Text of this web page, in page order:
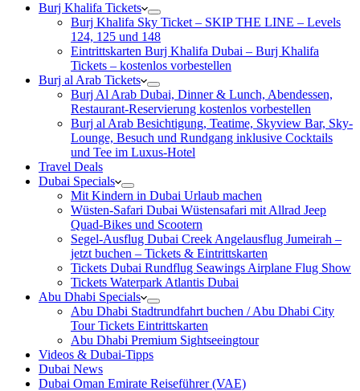
Burj Khalifa Tickets
Burj Khalifa Sky Ticket – SKIP THE LINE – Levels
124, 125 und 148
Eintrittskarten Burj Khalifa Dubai – Burj Khalifa
Tickets – kostenlos vorbestellen
Burj al Arab Tickets
Burj Al Arab Dubai, Dinner & Lunch, Abendessen,
Restaurant-Reservierung kostenlos vorbestellen
Burj al Arab Besichtigung, Teatime, Skyview Bar, Sky-
Lounge, Besuch und Rundgang inklusive Cocktails
und Tee im Luxus-Hotel
Travel Deals
Dubai Specials
Mit Kindern in Dubai Urlaub machen
Wüsten-Safari Dubai Wüstensafari mit Allrad Jeep
Quad-Bikes und Scootern
Segel-Ausflug Dubai Creek Angelausflug Jumeirah –
jetzt buchen – Tickets & Eintrittskarten
Tickets Dubai Rundflug Seawings Airplane Flug Show
Tickets Waterpark Atlantis Dubai
Abu Dhabi Specials
Abu Dhabi Stadtrundfahrt buchen / Abu Dhabi City
Tour Tickets Eintrittskarten
Abu Dhabi Premium Sightseeingtour
Videos & Dubai-Tipps
Dubai News
Dubai Oman Emirate Reiseführer (VAE)